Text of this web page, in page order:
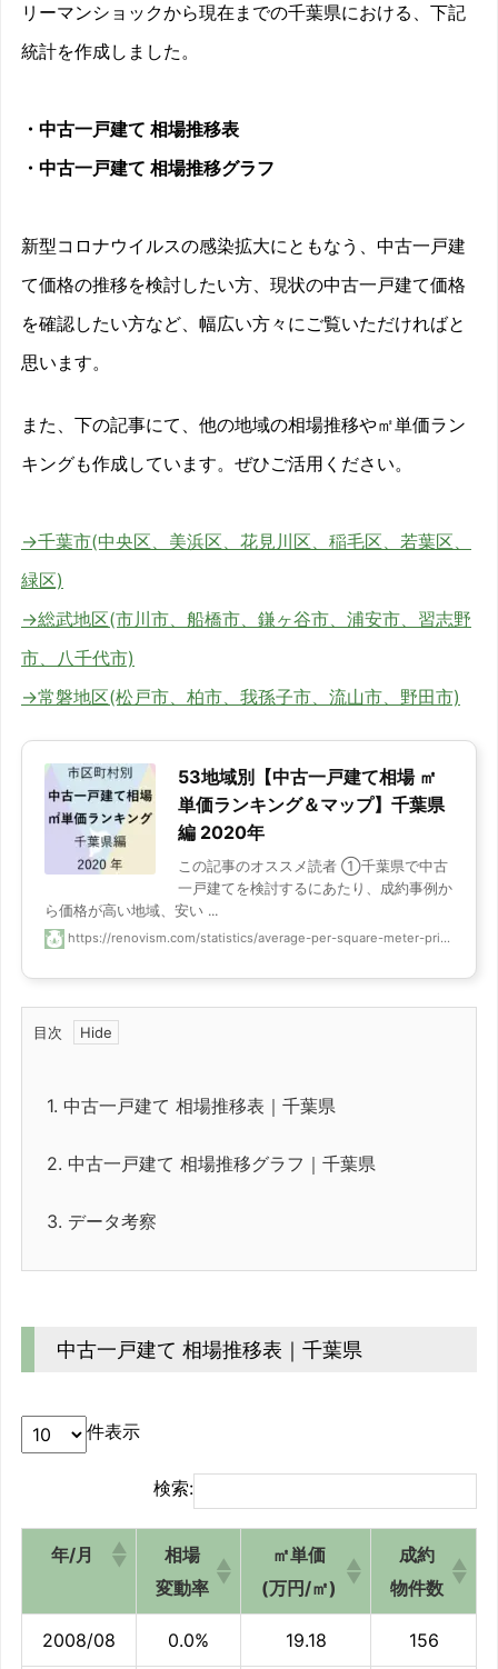
リーマンショックから現在までの千葉県における、下記
統計を作成しました。
・中古一戸建て 相場推移表
・中古一戸建て 相場推移グラフ
新型コロナウイルスの感染拡大にともなう、中古一戸建
て価格の推移を検討したい方、現状の中古一戸建て価格
を確認したい方など、幅広い方々にご覧いただければと
思います。
また、下の記事にて、他の地域の相場推移や㎡単価ラン
キングも作成しています。ぜひご活用ください。
→千葉市(中央区、美浜区、花見川区、稲毛区、若葉区、
緑区)
→総武地区(市川市、船橋市、鎌ヶ谷市、浦安市、習志野
市、八千代市)
→常磐地区(松戸市、柏市、我孫子市、流山市、野田市)
53地域別【中古一戸建て相場 ㎡
単価ランキング＆マップ】千葉県
編 2020年
この記事のオススメ読者 ①千葉県で中古
一戸建てを検討するにあたり、成約事例か
ら価格が高い地域、安い ...
https://renovism.com/statistics/average-per-square-meter-pri...
目次
1. 中古一戸建て 相場推移表｜千葉県
2. 中古一戸建て 相場推移グラフ｜千葉県
3. データ考察
中古一戸建て 相場推移表｜千葉県
件表示
検索:
年/月
相場
変動率
㎡単価
(万円/㎡)
成約
物件数
2008/08 0.0% 19.18 156